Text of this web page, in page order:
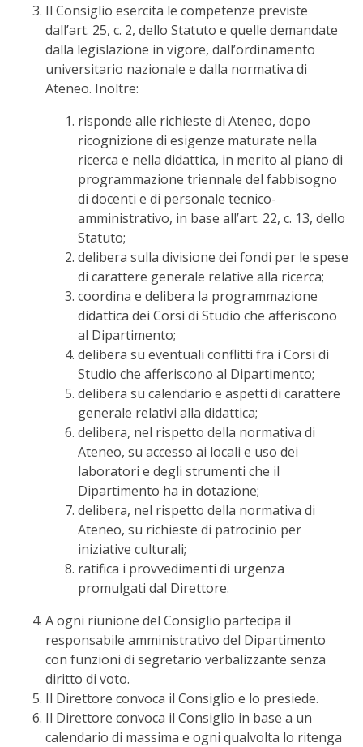
Il Consiglio esercita le competenze previste
dall’art. 25, c. 2, dello Statuto e quelle demandate
dalla legislazione in vigore, dall’ordinamento
universitario nazionale e dalla normativa di
Ateneo. Inoltre:
risponde alle richieste di Ateneo, dopo
ricognizione di esigenze maturate nella
ricerca e nella didattica, in merito al piano di
programmazione triennale del fabbisogno
di docenti e di personale tecnico-
amministrativo, in base all’art. 22, c. 13, dello
Statuto;
delibera sulla divisione dei fondi per le spese
di carattere generale relative alla ricerca;
coordina e delibera la programmazione
didattica dei Corsi di Studio che afferiscono
al Dipartimento;
delibera su eventuali conflitti fra i Corsi di
Studio che afferiscono al Dipartimento;
delibera su calendario e aspetti di carattere
generale relativi alla didattica;
delibera, nel rispetto della normativa di
Ateneo, su accesso ai locali e uso dei
laboratori e degli strumenti che il
Dipartimento ha in dotazione;
delibera, nel rispetto della normativa di
Ateneo, su richieste di patrocinio per
iniziative culturali;
ratifica i provvedimenti di urgenza
promulgati dal Direttore.
A ogni riunione del Consiglio partecipa il
responsabile amministrativo del Dipartimento
con funzioni di segretario verbalizzante senza
diritto di voto.
Il Direttore convoca il Consiglio e lo presiede.
Il Direttore convoca il Consiglio in base a un
calendario di massima e ogni qualvolta lo ritenga